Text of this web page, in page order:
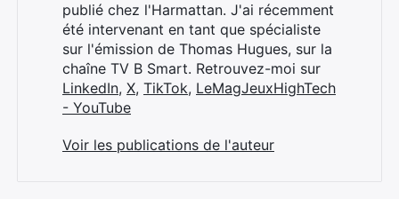
publié chez l'Harmattan. J'ai récemment
été intervenant en tant que spécialiste
sur l'émission de Thomas Hugues, sur la
chaîne TV B Smart. Retrouvez-moi sur
LinkedIn, X, TikTok, LeMagJeuxHighTech
- YouTube
Voir les publications de l'auteur